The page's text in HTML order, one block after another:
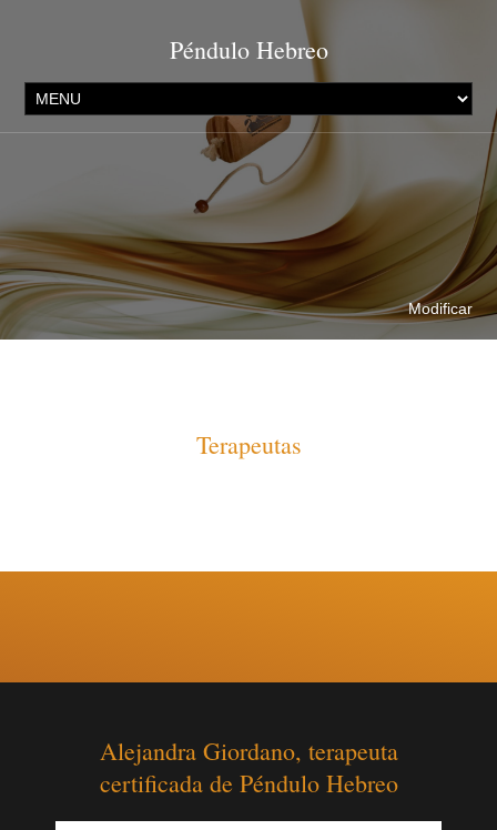
Péndulo Hebreo
Modificar
Terapeutas
Alejandra Giordano, terapeuta
certificada de Péndulo Hebreo